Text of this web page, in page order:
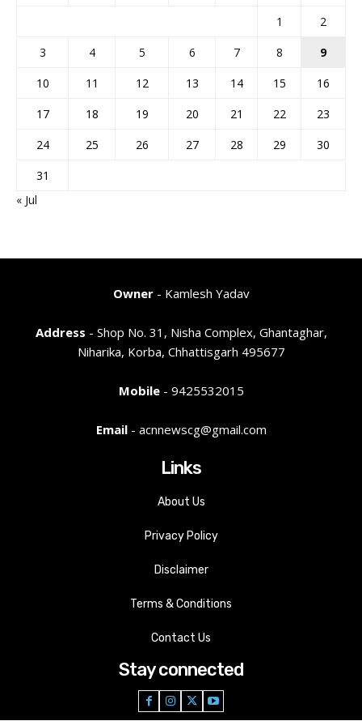
1
2
3
4 5 6 7 8
9
10
11 12 13 14 15
16
17
18 19 20 21 22
23
24
25 26 27 28 29
30
31
« Jul
Owner- Kamlesh Yadav
Address - Shop No. 31, Nisha Complex, Ghantaghar,
Niharika, Korba, Chhattisgarh 495677
Mobile- 9425532015
Email- acnnewscg@gmail.com
Links
About Us
Privacy Policy
Disclaimer
Terms & Conditions
Contact Us
Stay connected